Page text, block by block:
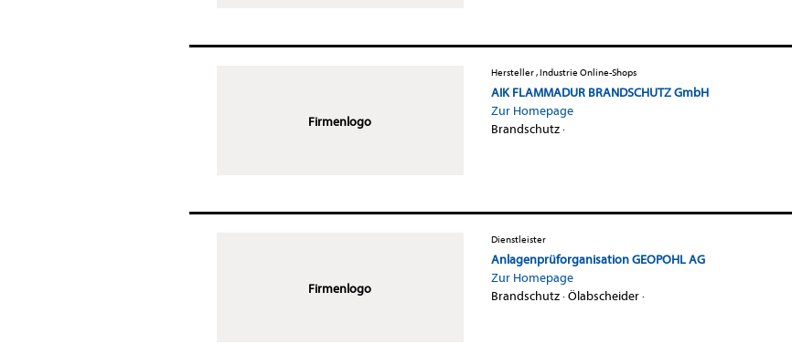
Firmenlogo
Hersteller , Industrie Online-Shops
AIK FLAMMADUR BRANDSCHUTZ GmbH
Zur Homepage
Brandschutz·
Firmenlogo
Dienstleister
Anlagenprüforganisation GEOPOHL AG
Zur Homepage
Brandschutz·Ölabscheider·